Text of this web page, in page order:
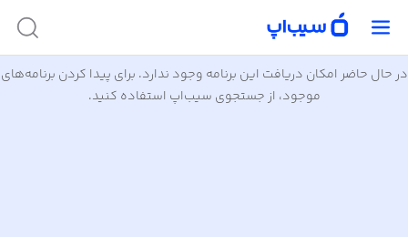
در حال حاضر امکان دریافت این برنامه وجود ندارد. برای پیدا کردن برنامه‌های
موجود، از جستجوی سیب‌اپ استفاده کنید.